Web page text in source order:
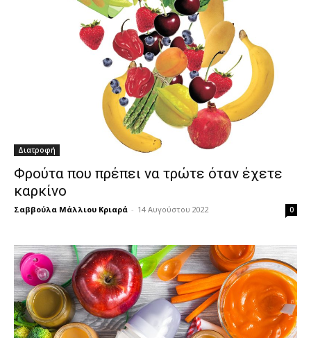
Διατροφή
Φρούτα που πρέπει να τρώτε όταν έχετε
καρκίνο
Σαββούλα Μάλλιου Κριαρά - 14 Αυγούστου 2022 0